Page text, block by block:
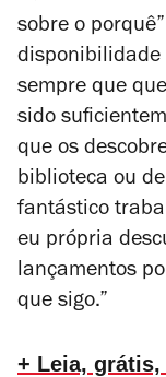
sobre o
sempre que
sido
que os
biblioteca ou
fantástico
eu própria
lançamentos
que sigo.”
+ Leia,